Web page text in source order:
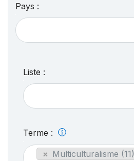
Pays :
Liste :
Terme :
× Multiculturalisme (11)